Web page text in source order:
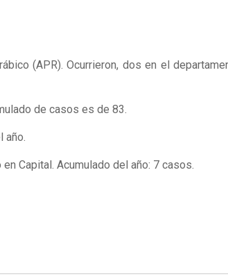
(APR). Ocurrieron, dos en el
de casos es de 83.
Capital. Acumulado del año: 7 casos.